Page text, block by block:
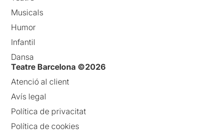
Musicals
Humor
Infantil
Dansa
Teatre Barcelona ©2026
Atenció al client
Avís legal
Política de privacitat
Política de cookies